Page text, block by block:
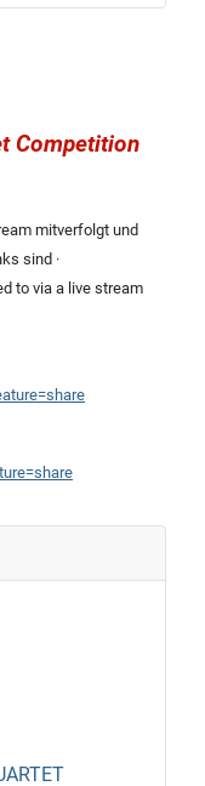
Competition
mitverfolgt und
sind ·
to via a live stream